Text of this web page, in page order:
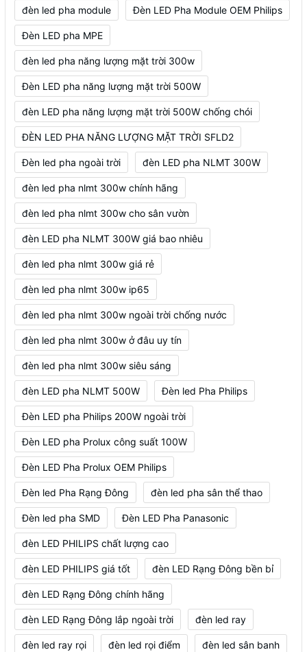
đèn led pha module Đèn LED Pha Module OEM Philips
Đèn LED pha MPE
đèn led pha năng lượng mặt trời 300w
Đèn LED pha năng lượng mặt trời 500W
đèn LED pha năng lượng mặt trời 500W chống chói
ĐÈN LED PHA NĂNG LƯỢNG MẶT TRỜI SFLD2
Đèn led pha ngoài trời đèn LED pha NLMT 300W
đèn led pha nlmt 300w chính hãng
đèn led pha nlmt 300w cho sân vườn
đèn LED pha NLMT 300W giá bao nhiêu
đèn led pha nlmt 300w giá rẻ
đèn led pha nlmt 300w ip65
đèn led pha nlmt 300w ngoài trời chống nước
đèn led pha nlmt 300w ở đâu uy tín
đèn led pha nlmt 300w siêu sáng
đèn LED pha NLMT 500W Đèn led Pha Philips
Đèn LED pha Philips 200W ngoài trời
Đèn LED pha Prolux công suất 100W
Đèn LED Pha Prolux OEM Philips
Đèn led Pha Rạng Đông đèn led pha sân thể thao
Đèn led pha SMD Đèn LED Pha Panasonic
đèn LED PHILIPS chất lượng cao
đèn LED PHILIPS giá tốt đèn LED Rạng Đông bền bỉ
đèn LED Rạng Đông chính hãng
đèn LED Rạng Đông lắp ngoài trời đèn led ray
đèn led ray rọi đèn led rọi điểm đèn led sân banh